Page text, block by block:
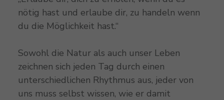
nötig hast und erlaube dir, zu handeln wenn
du die Möglichkeit hast.“
Sowohl die Natur als auch unser Leben
zeichnen sich jeden Tag durch einen
unterschiedlichen Rhythmus aus, jeder von
uns muss selbst wissen, wie er damit